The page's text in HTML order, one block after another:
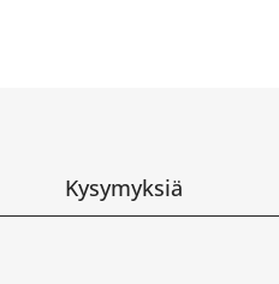
Kysymyksiä